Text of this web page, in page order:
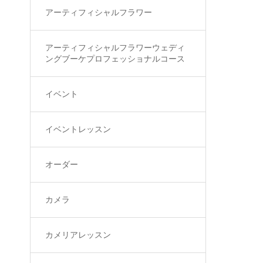
アーティフィシャルフラワー
アーティフィシャルフラワーウェディ
ングブーケプロフェッショナルコース
イベント
イベントレッスン
オーダー
カメラ
カメリアレッスン